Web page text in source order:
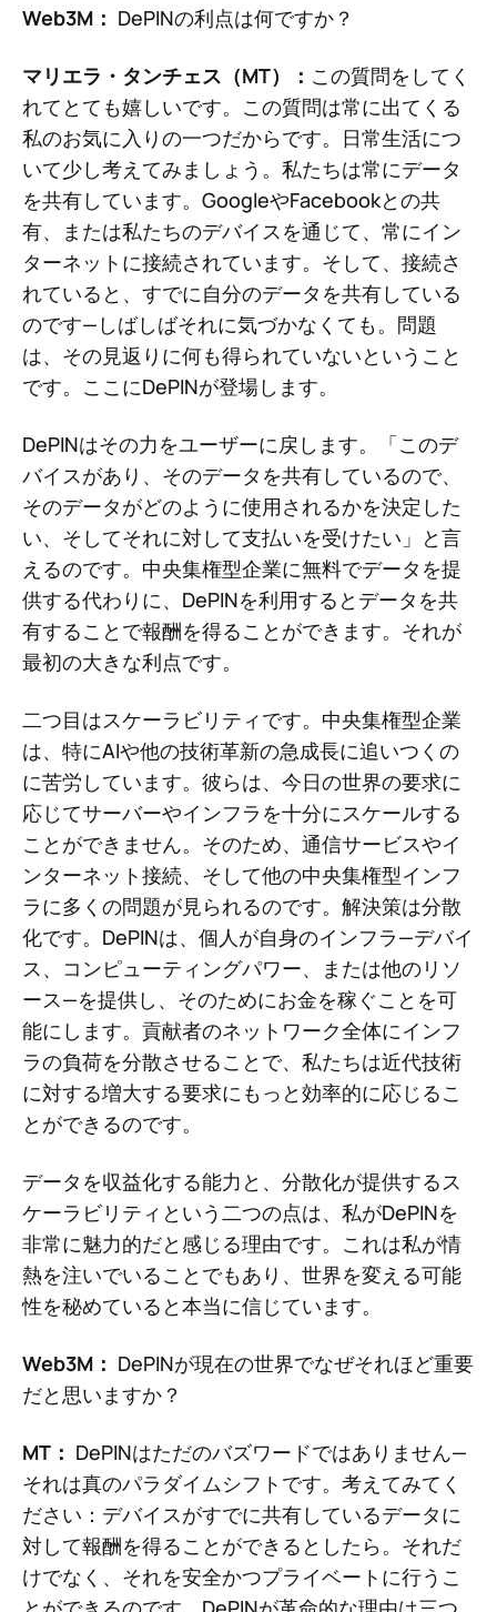
Web3M： DePINの利点は何ですか？
マリエラ・タンチェス（MT）： この質問をしてく
れてとても嬉しいです。この質問は常に出てくる
私のお気に入りの一つだからです。日常生活につ
いて少し考えてみましょう。私たちは常にデータ
を共有しています。GoogleやFacebookとの共
有、または私たちのデバイスを通じて、常にイン
ターネットに接続されています。そして、接続さ
れていると、すでに自分のデータを共有している
のです—しばしばそれに気づかなくても。問題
は、その見返りに何も得られていないということ
です。ここにDePINが登場します。
DePINはその力をユーザーに戻します。「このデ
バイスがあり、そのデータを共有しているので、
そのデータがどのように使用されるかを決定した
い、そしてそれに対して支払いを受けたい」と言
えるのです。中央集権型企業に無料でデータを提
供する代わりに、DePINを利用するとデータを共
有することで報酬を得ることができます。それが
最初の大きな利点です。
二つ目はスケーラビリティです。中央集権型企業
は、特にAIや他の技術革新の急成長に追いつくの
に苦労しています。彼らは、今日の世界の要求に
応じてサーバーやインフラを十分にスケールする
ことができません。そのため、通信サービスやイ
ンターネット接続、そして他の中央集権型インフ
ラに多くの問題が見られるのです。解決策は分散
化です。DePINは、個人が自身のインフラ—デバイ
ス、コンピューティングパワー、または他のリソ
ース—を提供し、そのためにお金を稼ぐことを可
能にします。貢献者のネットワーク全体にインフ
ラの負荷を分散させることで、私たちは近代技術
に対する増大する要求にもっと効率的に応じるこ
とができるのです。
データを収益化する能力と、分散化が提供するス
ケーラビリティという二つの点は、私がDePINを
非常に魅力的だと感じる理由です。これは私が情
熱を注いでいることでもあり、世界を変える可能
性を秘めていると本当に信じています。
Web3M： DePINが現在の世界でなぜそれほど重要
だと思いますか？
MT： DePINはただのバズワードではありません—
それは真のパラダイムシフトです。考えてみてく
ださい：デバイスがすでに共有しているデータに
対して報酬を得ることができるとしたら。それだ
けでなく、それを安全かつプライベートに行うこ